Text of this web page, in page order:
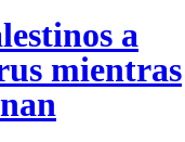
a
mientras